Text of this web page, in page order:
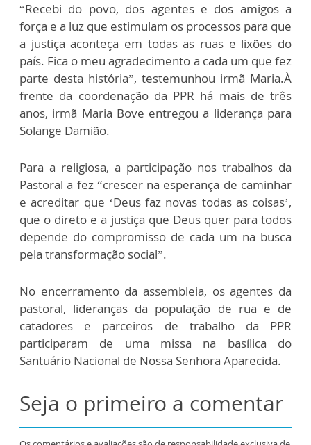
“Recebi do povo, dos agentes e dos amigos a
força e a luz que estimulam os processos para que
a justiça aconteça em todas as ruas e lixões do
país. Fica o meu agradecimento a cada um que fez
parte desta história”, testemunhou irmã Maria.À
frente da coordenação da PPR há mais de três
anos, irmã Maria Bove entregou a liderança para
Solange Damião.
Para a religiosa, a participação nos trabalhos da
Pastoral a fez “crescer na esperança de caminhar
e acreditar que ‘Deus faz novas todas as coisas’,
que o direto e a justiça que Deus quer para todos
depende do compromisso de cada um na busca
pela transformação social”.
No encerramento da assembleia, os agentes da
pastoral, lideranças da população de rua e de
catadores e parceiros de trabalho da PPR
participaram de uma missa na basílica do
Santuário Nacional de Nossa Senhora Aparecida.
Seja o primeiro a comentar